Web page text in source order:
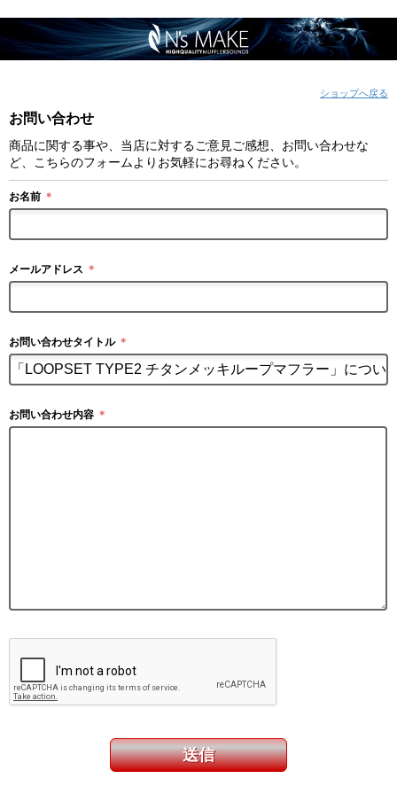
ショップへ戻る
お問い合わせ
商品に関する事や、当店に対するご意見ご感想、お問い合わせな
ど、こちらのフォームよりお気軽にお尋ねください。
お名前 ＊
メールアドレス ＊
お問い合わせタイトル ＊
お問い合わせ内容 ＊